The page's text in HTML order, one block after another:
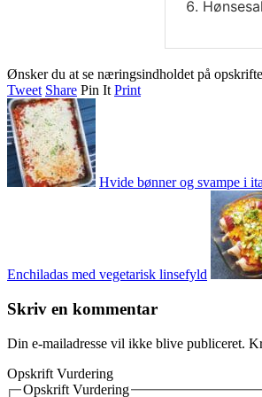
Ønsker du at se næringsindholdet på
Tweet Share Pin It Print
Hvide bønner og svampe i
Enchiladas med vegetarisk linsefyld
Skriv en kommentar
Din e-mailadresse vil ikke blive publiceret.
Opskrift Vurdering
Opskrift Vurdering